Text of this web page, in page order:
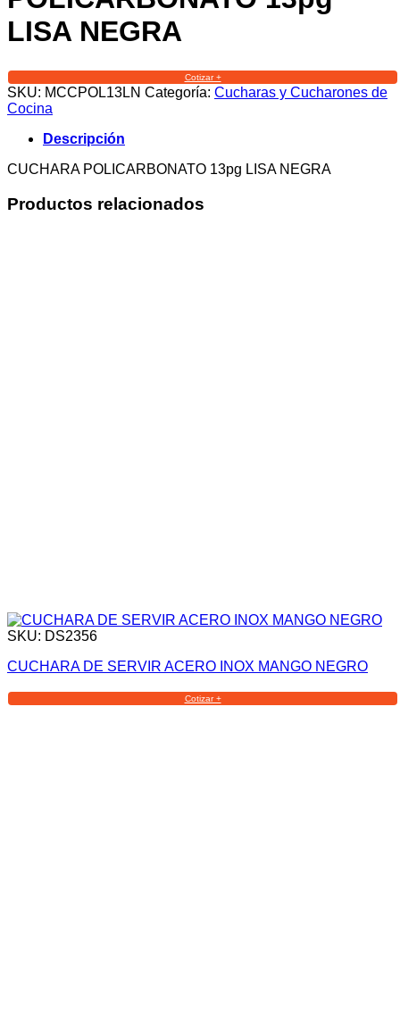
LISA NEGRA
Cotizar +
SKU: MCCPOL13LN Categoría: Cucharas y Cucharones de
Cocina
Descripción
CUCHARA POLICARBONATO 13pg LISA NEGRA
Productos relacionados
SKU: DS2356
CUCHARA DE SERVIR ACERO INOX MANGO NEGRO
Cotizar +